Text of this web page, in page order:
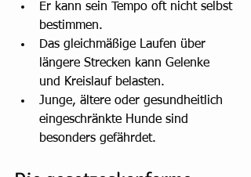
Er kann sein Tempo oft nicht selbst
bestimmen.
Das gleichmäßige Laufen über
längere Strecken kann Gelenke
und Kreislauf belasten.
Junge, ältere oder gesundheitlich
eingeschränkte Hunde sind
besonders gefährdet.